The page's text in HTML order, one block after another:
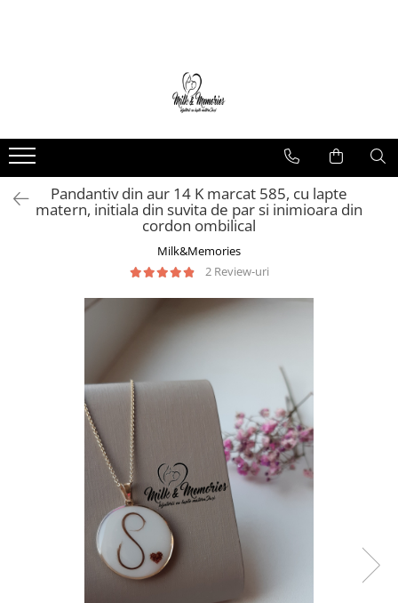
Brățări argint
Brățări șnur
Charm-uri
Cercei
Pandantive aur
Pandantive argint
Vouchere Cadou
Pandantiv din aur 14 K marcat 585, cu lapte
matern, initiala din suvita de par si inimioara din
cordon ombilical
Milk&Memories
2 Review-uri